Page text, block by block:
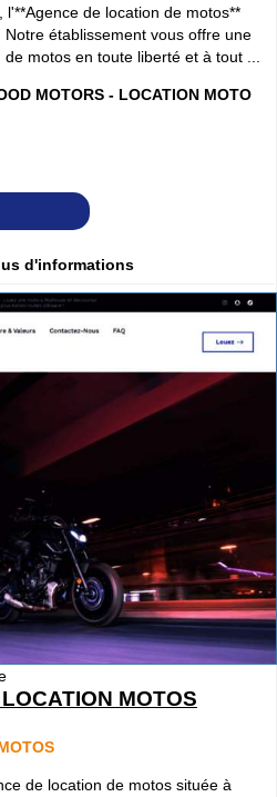
de location de motos**
établissement vous offre une
motos en toute liberté et à tout ...
MOTORS - LOCATION MOTO
d'informations
MOTOS
de location de motos située à